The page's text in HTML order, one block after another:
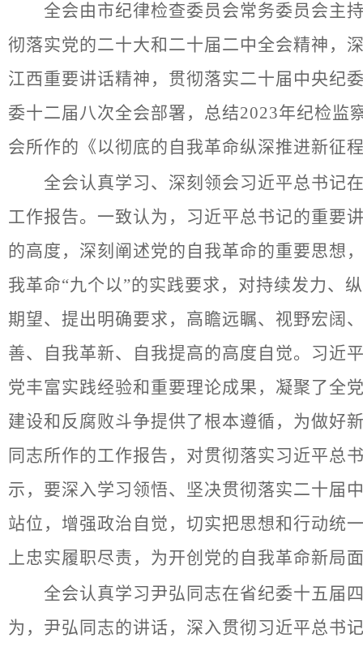
全会由市纪律检查委员会常务委员会主持
彻落实党的二十大和二十届二中全会精神，
江西重要讲话精神，贯彻落实二十届中央纪
委十二届八次全会部署，总结2023年纪检监
会所作的《以彻底的自我革命纵深推进新征
全会认真学习、深刻领会习近平总书记在
工作报告。一致认为，习近平总书记的重要
的高度，深刻阐述党的自我革命的重要思想
我革命“九个以”的实践要求，对持续发力、
期望、提出明确要求，高瞻远瞩、视野宏阔
善、自我革新、自我提高的高度自觉。习近
党丰富实践经验和重要理论成果，凝聚了全
建设和反腐败斗争提供了根本遵循，为做好
同志所作的工作报告，对贯彻落实习近平总
示，要深入学习领悟、坚决贯彻落实二十届
站位，增强政治自觉，切实把思想和行动统
上忠实履职尽责，为开创党的自我革命新局
全会认真学习尹弘同志在省纪委十五届四
为，尹弘同志的讲话，深入贯彻习近平总书